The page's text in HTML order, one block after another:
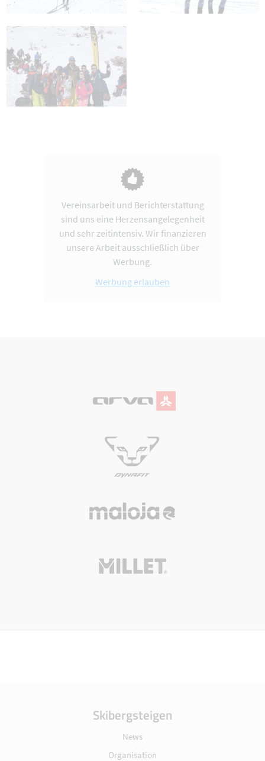
Vereinsarbeit und Berichterstattung
sind uns eine Herzensangelegenheit
und sehr zeitintensiv. Wir finanzieren
unsere Arbeit ausschließlich über
Werbung.
Werbung erlauben
Skibergsteigen
News
Organisation